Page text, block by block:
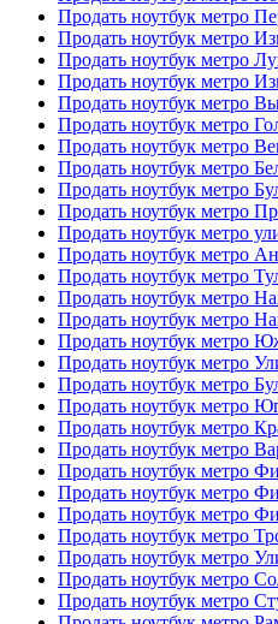
Продать ноутбук метро
Продать ноутбук метро
Продать ноутбук метро
Продать ноутбук метро
Продать ноутбук метро
Продать ноутбук метро
Продать ноутбук метро
Продать ноутбук метро
Продать ноутбук метро
Продать ноутбук метро
Продать ноутбук метро
Продать ноутбук метро
Продать ноутбук метро
Продать ноутбук метро
Продать ноутбук метро
Продать ноутбук метро
Продать ноутбук метро
Продать ноутбук метро
Продать ноутбук метро
Продать ноутбук метро
Продать ноутбук метро
Продать ноутбук метро
Продать ноутбук метро
Продать ноутбук метро
Продать ноутбук метро
Продать ноутбук метро
Продать ноутбук метро
Продать ноутбук метро